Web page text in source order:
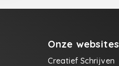
Onze websites
Creatief Schrijven